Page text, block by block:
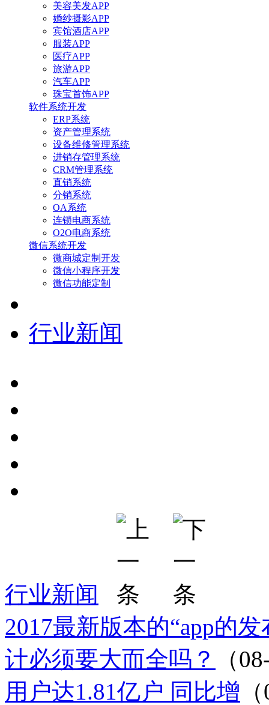
美容美发APP
婚纱摄影APP
宾馆酒店APP
服装APP
医疗APP
旅游APP
汽车APP
珠宝首饰APP
软件系统开发
ERP系统
资产管理系统
设备维修管理系统
进销存管理系统
CRM管理系统
直销系统
分销系统
OA系统
连锁电商系统
O2O电商系统
微信系统开发
微商城定制开发
微信小程序开发
微信功能定制
行业新闻
行业新闻
2017最新版本的“app的发
计必须要大而全吗？
（
用户达1.81亿户 同比增